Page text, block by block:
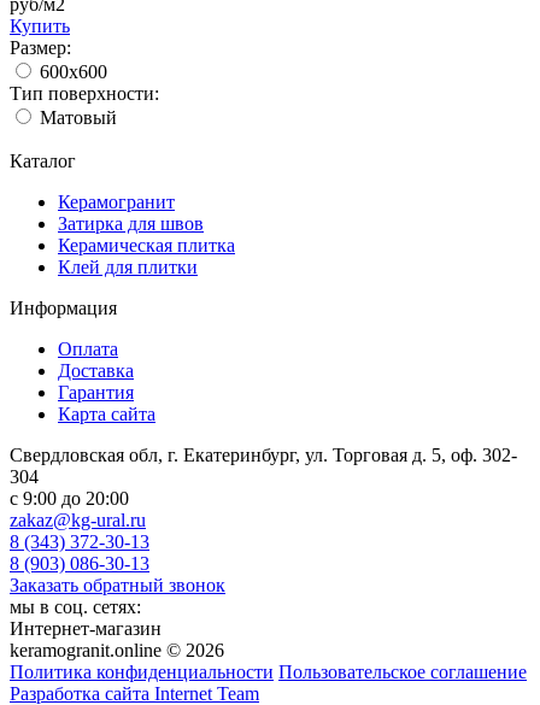
руб/м2
Купить
Размер:
600x600
Тип поверхности:
Матовый
Каталог
Керамогранит
Затирка для швов
Керамическая плитка
Клей для плитки
Информация
Оплата
Доставка
Гарантия
Карта сайта
Свердловская обл, г. Екатеринбург, ул. Торговая д. 5, оф. 302-
304
c 9:00 до 20:00
zakaz@kg-ural.ru
8 (343) 372-30-13
8 (903) 086-30-13
Заказать обратный звонок
мы в соц. сетях:
Интернет-магазин
keramogranit.online © 2026
Политика конфиденциальности Пользовательское соглашение
Разработка сайта Internet Team